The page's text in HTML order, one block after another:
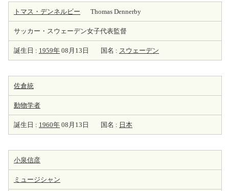
トマス・デンネルビー Thomas Dennerby
サッカー・スウェーデン女子代表監督
誕生日 : 1959年 08月13日 国名 : スウェーデン
佐倉統
動物学者
誕生日 : 1960年 08月13日 国名 : 日本
小泉信彦
ミュージシャン